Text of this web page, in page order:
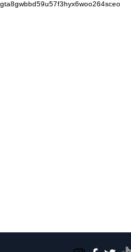
gta8gwbbd59u57f3hyx6woo264sceo